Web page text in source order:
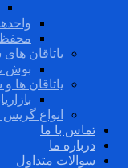
یاتاقان
بوش
یاتاقان
انواع گریس
تماس با ما
درباره ما
سوالات متداول